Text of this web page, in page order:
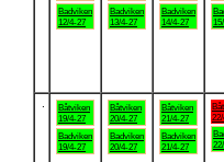
Badviken
12/4-27
Badviken
13/4-27
Badviken
14/4-27
Båtviken
19/4-27
Badviken
19/4-27
Båtviken
20/4-27
Badviken
20/4-27
Båtviken
21/4-27
Badviken
21/4-27